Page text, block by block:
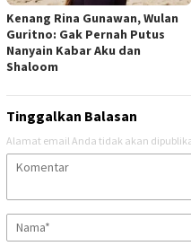
Kenang Rina Gunawan, Wulan
Guritno: Gak Pernah Putus
Nanyain Kabar Aku dan
Shaloom
Tinggalkan Balasan
Alamat email Anda tidak akan